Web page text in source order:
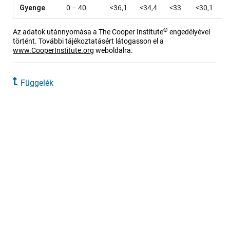
Gyenge 0 – 40 <36,1 <34,4 <33 <30,1
Az adatok utánnyomása a The Cooper Institute® engedélyével
történt. További tájékoztatásért látogasson el a
www.CooperInstitute.org weboldalra.
Függelék